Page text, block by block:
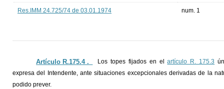
Res.IMM 24.725/74 de 03.01.1974 num. 1
Artículo R.175.4 ._ Los topes fijados en elartículo R. 175.3
expresa del Intendente, ante situaciones excepcionales derivadas de la
podido prever.